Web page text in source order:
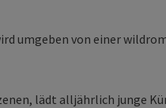
umgeben von einer
lädt alljährlich junge